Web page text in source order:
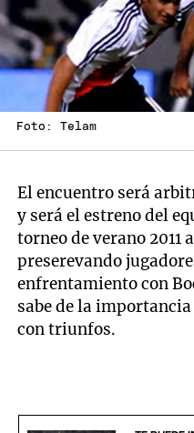
Foto: Telam
El encuentro será
y será el estreno del
torneo de verano 2011
preserevando
enfrentamiento con
sabe de la
con triunfos.